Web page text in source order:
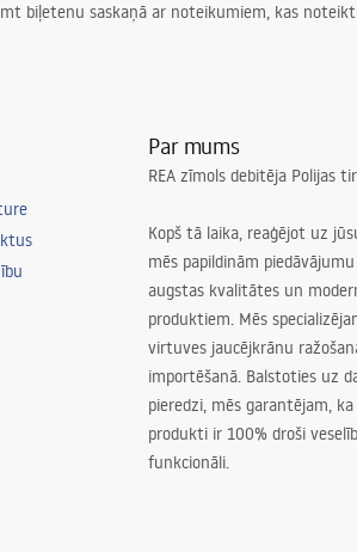
biļetenu saskaņā ar noteikumiem, kas
Par mums
REA zīmols debitēja Polijas
Kopš tā laika, reaģējot uz
mēs papildinām
augstas kvalitātes un
produktiem. Mēs
virtuves jaucējkrānu
importēšanā. Balstoties uz
pieredzi, mēs garantējam,
produkti ir 100% droši
funkcionāli.